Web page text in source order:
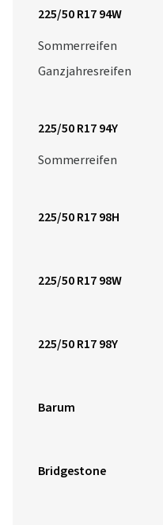
225/50 R17 94W
Sommerreifen
Ganzjahresreifen
225/50 R17 94Y
Sommerreifen
225/50 R17 98H
225/50 R17 98W
225/50 R17 98Y
Barum
Bridgestone